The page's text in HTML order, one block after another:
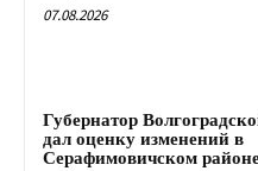
07.08.2026
Губернатор
дал оценку изменений в
Серафимовичском